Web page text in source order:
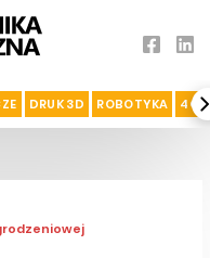
DRUK 3D ROBOTYKA 4G I